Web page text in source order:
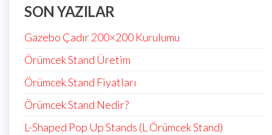
SON YAZILAR
Gazebo Çadır 200×200 Kurulumu
Örümcek Stand Üretim
Örümcek Stand Fiyatları
Örümcek Stand Nedir?
L-Shaped Pop Up Stands (L Örümcek Stand)